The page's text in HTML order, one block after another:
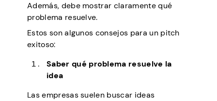
Además, debe mostrar claramente qué
problema resuelve.
Estos son algunos consejos para un pitch
exitoso:
Saber qué problema resuelve la
idea
Las empresas suelen buscar ideas